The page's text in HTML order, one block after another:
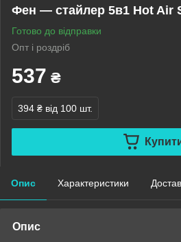
Фен — стайлер 5в1 Hot Air
Готово до відправки
Опт і роздріб
537 ₴
394 ₴ від 100 шт.
Опис Характеристики
Опис